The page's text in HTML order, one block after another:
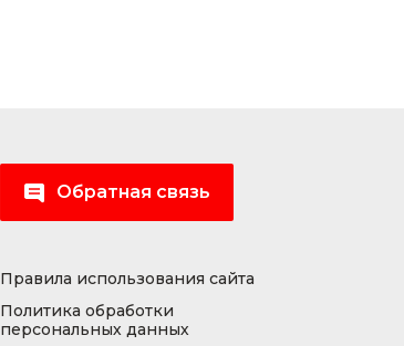
Обратная связь
Правила использования сайта
Политика обработки
персональных данных